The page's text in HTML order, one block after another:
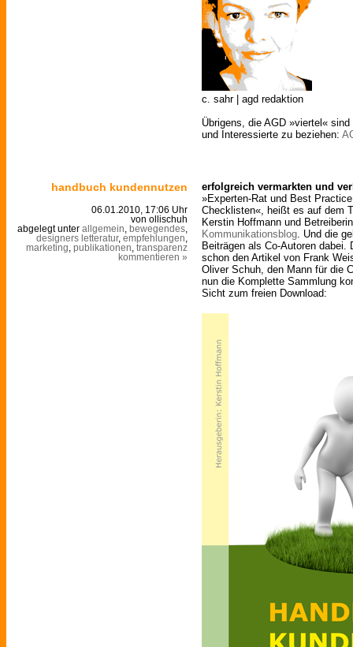
c. sahr | agd redaktion
Übrigens, die AGD »viertel«
und Interessierte zu beziehen:
handbuch kundennutzen
06.01.2010, 17:06 Uhr
von ollischuh
abgelegt unter allgemein bewegendes
designers letteratur, empfehlungen
marketing publikationen transparenz
kommentieren »
erfolgreich vermarkten und
»Experten-Rat und Best
Checklisten«, heißt es auf dem
Kerstin Hoffmann und
Kommunikationsblog . Und die
Beiträgen als Co-Autoren dabei.
schon den Artikel von Frank
Oliver Schuh, den Mann für die
nun die Komplette Sammlung
Sicht zum freien Download: